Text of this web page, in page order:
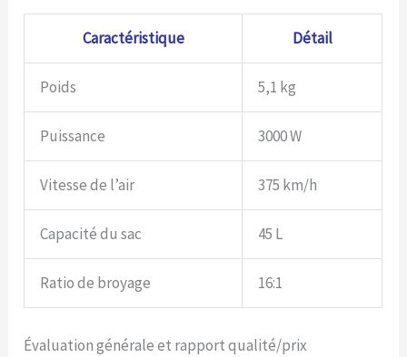
Caractéristique Détail
Poids 5,1 kg
Puissance 3000 W
Vitesse de l’air 375 km/h
Capacité du sac 45 L
Ratio de broyage 16:1
Évaluation générale et rapport qualité/prix